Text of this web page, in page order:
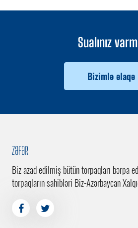
Sualınız
Bizimlə əlaqə
ZƏFƏR
Biz azad edilmiş bütün torpaqları bərpa
torpaqların sahibləri Biz-Azərbaycan